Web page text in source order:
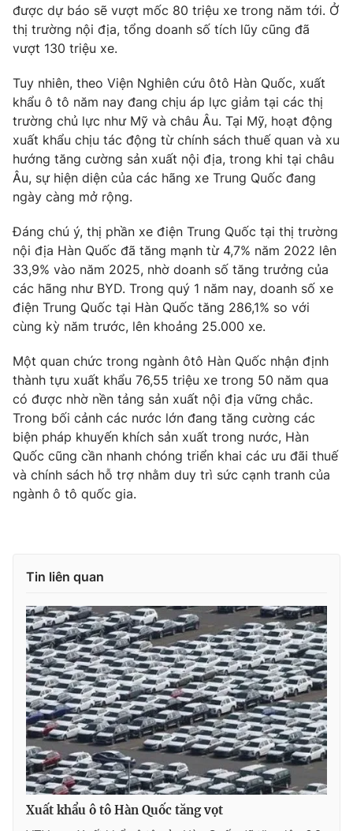
Thị trường
Tư vấn
Lịch phát sóng
Emagazine Podcast
Photo Infographic
Video
VTV Money VTV Thể thao
VTV Sức khoẻ Bất động sản
Thị trường 24h Tấm lòng Việt
VTV4 Vươn mình bằng AI
VTV9 VTV8
Liên hệ tòa soạn English
Theo dõi báo trên
Cơ quan chủ quản:Đài Truyền hình Việt Nam
Cơ quan báo chí:Thời báo VTV
Giấy phép hoạt động báo in và báo điện tử số 483/GP-BTTTT
cấp ngày 29/12/2023
Tổng Biên tập:Vũ Thanh Thủy
Phó Tổng Biên tập:Nguyễn Thị Mỹ Hạnh, Phạm Quốc Thắng,
Nguyễn Trọng Ninh
Tổng đài VTV: 024.38 355 931 - 024.38 355 932
được dự báo sẽ vượt mốc 80 triệu xe trong năm tới. Ở
thị trường nội địa, tổng doanh số tích lũy cũng đã
vượt 130 triệu xe.
Tuy nhiên, theo Viện Nghiên cứu ôtô Hàn Quốc, xuất
khẩu ô tô năm nay đang chịu áp lực giảm tại các thị
trường chủ lực như Mỹ và châu Âu. Tại Mỹ, hoạt động
xuất khẩu chịu tác động từ chính sách thuế quan và xu
hướng tăng cường sản xuất nội địa, trong khi tại châu
Âu, sự hiện diện của các hãng xe Trung Quốc đang
ngày càng mở rộng.
Đáng chú ý, thị phần xe điện Trung Quốc tại thị trường
nội địa Hàn Quốc đã tăng mạnh từ 4,7% năm 2022 lên
33,9% vào năm 2025, nhờ doanh số tăng trưởng của
các hãng như BYD. Trong quý 1 năm nay, doanh số xe
điện Trung Quốc tại Hàn Quốc tăng 286,1% so với
cùng kỳ năm trước, lên khoảng 25.000 xe.
Một quan chức trong ngành ôtô Hàn Quốc nhận định
thành tựu xuất khẩu 76,55 triệu xe trong 50 năm qua
có được nhờ nền tảng sản xuất nội địa vững chắc.
Trong bối cảnh các nước lớn đang tăng cường các
biện pháp khuyến khích sản xuất trong nước, Hàn
Quốc cũng cần nhanh chóng triển khai các ưu đãi thuế
và chính sách hỗ trợ nhằm duy trì sức cạnh tranh của
ngành ô tô quốc gia.
Tin liên quan
Xuất khẩu ô tô Hàn Quốc tăng vọt